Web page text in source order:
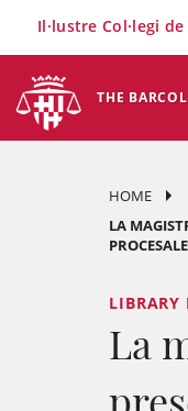
THE BAR
Il·lustre Col·legi
HOME
LA
LIBRARY
La